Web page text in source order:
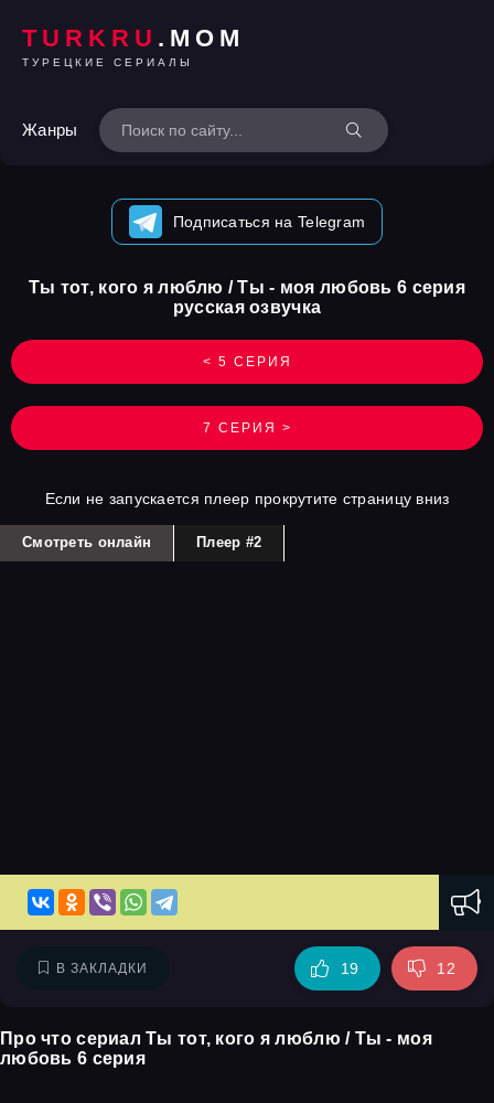
TURKRU .MOM
ТУРЕЦКИЕ СЕРИАЛЫ
Жанры
Подписаться на Telegram
< 5 СЕРИЯ
Ты тот, кого я люблю / Ты - моя любовь 6 серия
русская озвучка
7 СЕРИЯ >
Если не запускается плеер прокрутите страницу вниз
Смотреть онлайн Плеер #2
В ЗАКЛАДКИ 19 12
Про что сериал Ты тот, кого я люблю / Ты - моя
любовь 6 серия